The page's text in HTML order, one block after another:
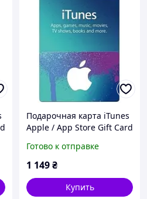
Подарочная карта iTunes
Apple / App Store Gift Card
Америка)
Готово к отправке
1 149₴
Купить